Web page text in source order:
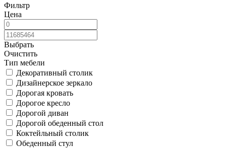
Фильтр
Цена
Выбрать
Очистить
Тип мебели
Декоративный столик
Дизайнерское зеркало
Дорогая кровать
Дорогое кресло
Дорогой диван
Дорогой обеденный стол
Коктейльный столик
Обеденный стул